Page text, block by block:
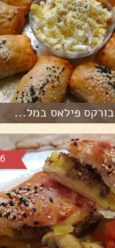
בורקס פילאס במל...